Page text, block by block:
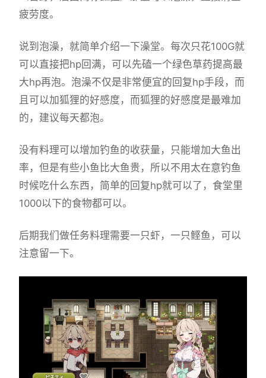
疲劳度。
说到泡澡，就简单介绍一下澡堂。每次只花100G就
可以直接把hp回满，可以先磕一个绿色草药提高最
大hp再泡。泡澡不仅是非常便宜的回复hp手段，而
且可以加狐狸的好感度，而狐狸的好感度是最难加
的，建议每天都泡。
没有料理可以增加钓鱼的收获量，只能增加大鱼出
率，但是有些小鱼比大鱼贵，所以不用太在意钓鱼
时候吃什么东西，简单的回复hp就可以了，食堂里
1000以下的食物都可以。
后期我们做任务料理需要一只虾，一只鲣鱼，可以
注意留一下。